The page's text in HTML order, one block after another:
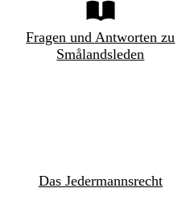
Fragen und Antworten zu
Smålandsleden
Das Jedermannsrecht